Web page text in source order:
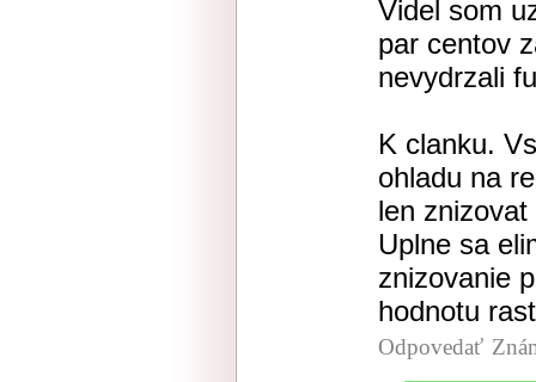
Videl som
par centov
nevydrzali
K clanku.
ohladu na
len
Uplne sa
znizovanie
hodnotu
Odpovedať